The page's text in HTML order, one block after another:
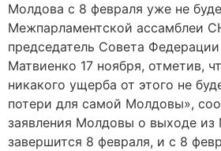
Молдова с 8 февраля уже не
Межпарламентской ассамблеи
председатель Совета
Матвиенко 17 ноября, отметив,
никакого ущерба от этого не
потери для самой Молдовы»,
заявления Молдовы о выходе
завершится 8 февраля, и с 8